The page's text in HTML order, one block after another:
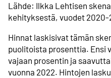
Lähde: Ilkka Lehtisen
kehityksestä, vuodet
Hinnat laskisivat tämän
puolitoista prosenttia. Ensi
vajaan prosentin ja
vuonna 2022. Hintojen